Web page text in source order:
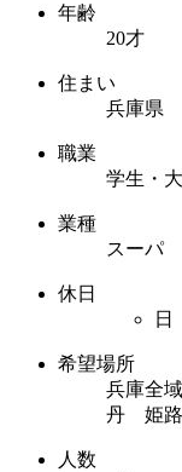
年齢
20才
住まい
兵庫県
職業
学生・
業種
スーパ
休日
日
希望場所
兵庫全
丹 姫
人数